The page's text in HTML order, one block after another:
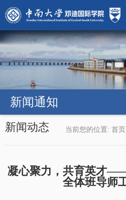
新闻通知
新闻动态 当前您的位置: 首页
凝心聚力，共育英才
全体班导师